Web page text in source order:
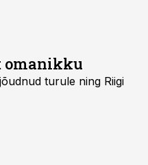
omanikku
turule ning Riigi